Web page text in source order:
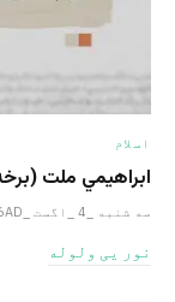
اسلام
ابراهيمي ملت (برخه:
سه شنبه _4 _اگست _2026AH 4-8-2026AD
نور یی ولوله